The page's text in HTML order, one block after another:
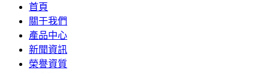
首頁
關于我們
產品中心
新聞資訊
榮譽資質